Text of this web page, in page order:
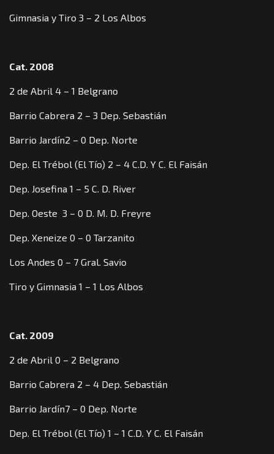
Gimnasia y Tiro 3 – 2 Los Albos
Cat. 2008
2 de Abril 4 – 1 Belgrano
Barrio Cabrera 2 – 3 Dep. Sebastián
Barrio Jardín2 – 0 Dep. Norte
Dep. El Trébol (El Tío) 2 – 4 C.D. Y C. El Faisán
Dep. Josefina 1 – 5 C. D. River
Dep. Oeste 3 – 0 D. M. D. Freyre
Dep. Xeneize 0 – 0 Tarzanito
Los Andes 0 – 7 Gral. Savio
Tiro y Gimnasia 1 – 1 Los Albos
Cat. 2009
2 de Abril 0 – 2 Belgrano
Barrio Cabrera 2 – 4 Dep. Sebastián
Barrio Jardín7 – 0 Dep. Norte
Dep. El Trébol (El Tío) 1 – 1 C.D. Y C. El Faisán